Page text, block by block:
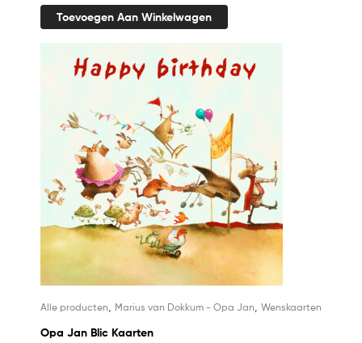
Toevoegen Aan Winkelwagen
Alle producten, Marius van Dokkum - Opa Jan, Wenskaarten
Opa Jan Blic Kaarten